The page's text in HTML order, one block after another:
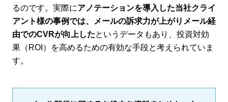
るのです。実際にアノテーションを導入した当社クライ
アント様の事例では、メールの訴求力が上がりメール経
由でのCVRが向上したというデータもあり、投資対効
果（ROI）を高めるための有効な手段と考えられていま
す。